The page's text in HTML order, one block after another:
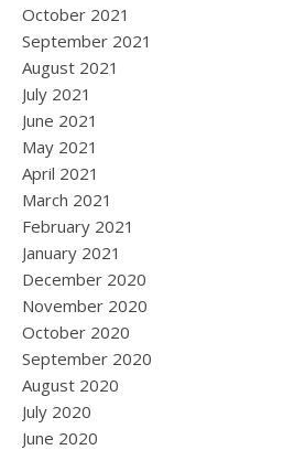
October 2021
September 2021
August 2021
July 2021
June 2021
May 2021
April 2021
March 2021
February 2021
January 2021
December 2020
November 2020
October 2020
September 2020
August 2020
July 2020
June 2020